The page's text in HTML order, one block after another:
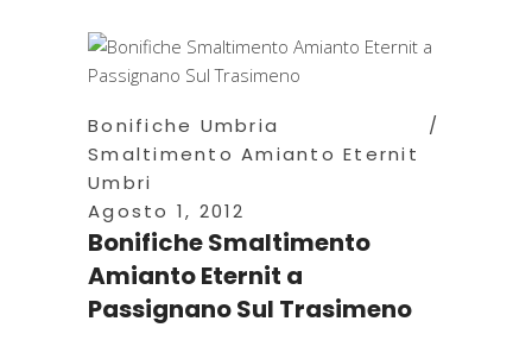
Bonifiche Umbria
Smaltimento Amianto Eternit
Umbri
Agosto 1, 2012
Bonifiche Smaltimento
Amianto Eternit a
Passignano Sul Trasimeno